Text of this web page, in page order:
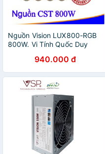
Nguồn Vision LUX800-RGB
800W. Vi Tính Quốc Duy
940.000 đ